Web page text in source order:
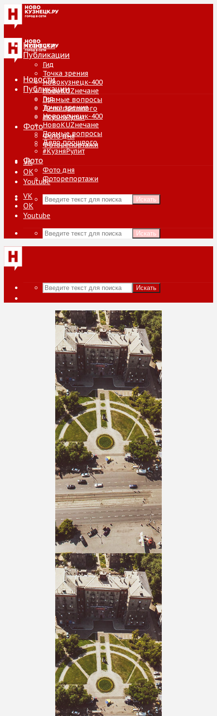
Новости
Публикации
Гид
Точка зрения
Новокузнецк-400
НовоKUZнечане
Прямые вопросы
Дело прошлого
#КузняРулит
Фото
Фото дня
Фоторепортажи
VK
ОК
Youtube
Искать
Новости
Публикации
Гид
Точка зрения
Новокузнецк-400
НовоKUZнечане
Прямые вопросы
Дело прошлого
#КузняРулит
Фото
Фото дня
Фоторепортажи
VK
ОК
Youtube
Искать
Искать